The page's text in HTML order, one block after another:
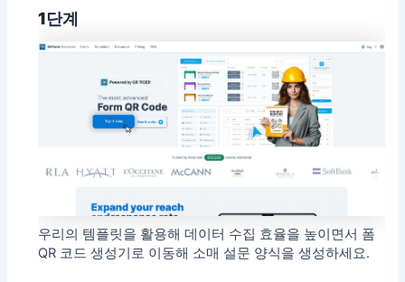
1단계
우리의 템플릿을 활용해 데이터 수집 효율을 높이면서 폼
QR 코드 생성기로 이동해 소매 설문 양식을 생성하세요.